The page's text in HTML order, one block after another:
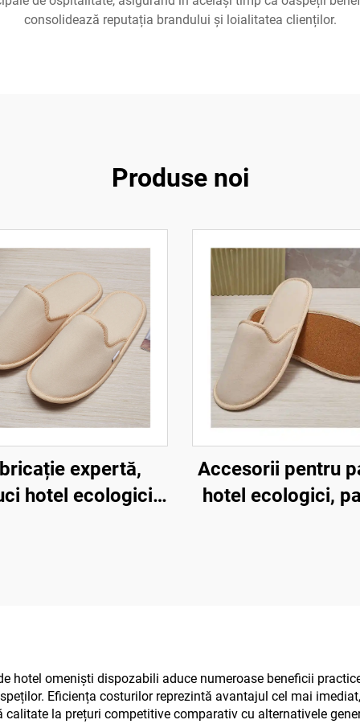
consolidează reputația brandului și loialitatea clienților.
Produse noi
expertă,
hotel ecologici,
Accesorii pentru
hotel ecologici,
hotel omeniști dispozabili aduce numeroase beneficii
Eficiența costurilor reprezintă avantajul cel mai
la prețuri competitive comparativ cu alternativele